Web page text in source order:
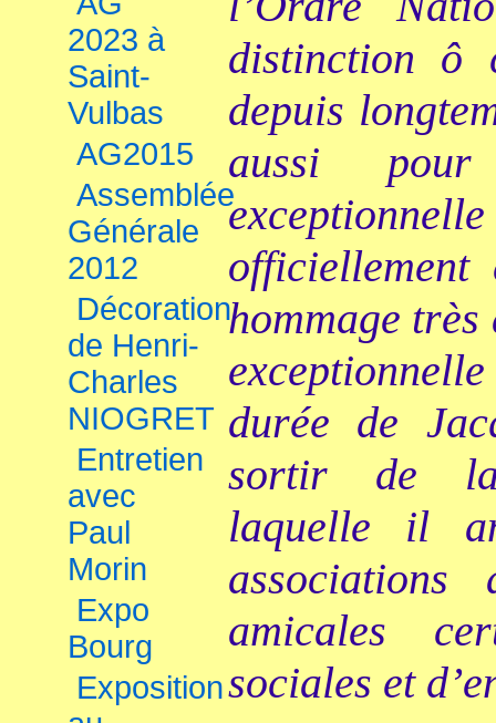
2023 à
Saint-
Vulbas
AG2015
Assemblée
Générale
2012
Décoration
de Henri-
Charles
NIOGRET
Entretien
avec
Paul
Morin
Expo
Bourg
Exposition
distinction ô
depuis
aussi
officiellement
hommage
durée de
sortir de la
laquelle il
associations
amicales
sociales et